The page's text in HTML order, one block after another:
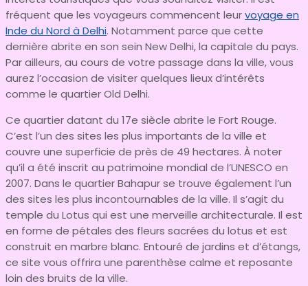
fréquent que les voyageurs commencent leurvoyage en
Inde du Nord à Delhi. Notamment parce que cette
dernière abrite en son sein New Delhi, la capitale du pays.
Par ailleurs, au cours de votre passage dans la ville, vous
aurez l’occasion de visiter quelques lieux d’intérêts
comme le quartier Old Delhi.
Ce quartier datant du 17e siècle abrite le Fort Rouge.
C’est l’un des sites les plus importants de la ville et
couvre une superficie de près de 49 hectares. À noter
qu’il a été inscrit au patrimoine mondial de l’UNESCO en
2007. Dans le quartier Bahapur se trouve également l’un
des sites les plus incontournables de la ville. Il s’agit du
temple du Lotus qui est une merveille architecturale. Il est
en forme de pétales des fleurs sacrées du lotus et est
construit en marbre blanc. Entouré de jardins et d’étangs,
ce site vous offrira une parenthèse calme et reposante
loin des bruits de la ville.